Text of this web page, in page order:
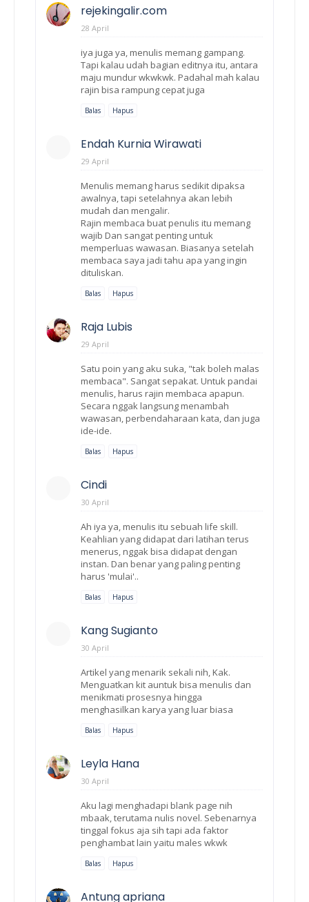
rejekingalir.com
28 April
iya juga ya, menulis memang gampang.
Tapi kalau udah bagian editnya itu, antara
maju mundur wkwkwk. Padahal mah kalau
rajin bisa rampung cepat juga
Balas Hapus
Endah Kurnia Wirawati
29 April
Menulis memang harus sedikit dipaksa
awalnya, tapi setelahnya akan lebih
mudah dan mengalir.
Rajin membaca buat penulis itu memang
wajib Dan sangat penting untuk
memperluas wawasan. Biasanya setelah
membaca saya jadi tahu apa yang ingin
dituliskan.
Balas Hapus
Raja Lubis
29 April
Satu poin yang aku suka, "tak boleh malas
membaca". Sangat sepakat. Untuk pandai
menulis, harus rajin membaca apapun.
Secara nggak langsung menambah
wawasan, perbendaharaan kata, dan juga
ide-ide.
Balas Hapus
Cindi
30 April
Ah iya ya, menulis itu sebuah life skill.
Keahlian yang didapat dari latihan terus
menerus, nggak bisa didapat dengan
instan. Dan benar yang paling penting
harus 'mulai'..
Balas Hapus
Kang Sugianto
30 April
Artikel yang menarik sekali nih, Kak.
Menguatkan kit auntuk bisa menulis dan
menikmati prosesnya hingga
menghasilkan karya yang luar biasa
Balas Hapus
Leyla Hana
30 April
Aku lagi menghadapi blank page nih
mbaak, terutama nulis novel. Sebenarnya
tinggal fokus aja sih tapi ada faktor
penghambat lain yaitu males wkwk
Balas Hapus
Antung apriana